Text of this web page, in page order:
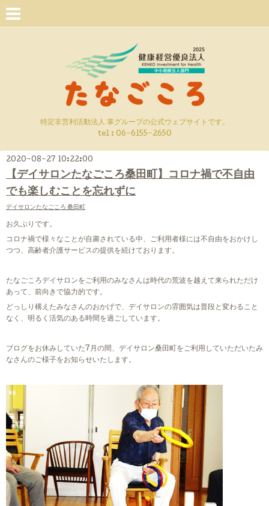
特定非営利活動法人 掌グループの公式ウェブサイトです。
tel : 06-6155-2650
2020-08-27 10:22:00
【デイサロンたなごころ桑田町】コロナ禍で不自由
でも楽しむことを忘れずに
デイサロンたなごころ 桑田町
お久ぶりです。
コロナ禍で様々なことが自粛されている中、ご利用者様には不自由をおかけし
つつ、高齢者介護サービスの提供を続けております。
たなごころデイサロンをご利用のみなさんは時代の荒波を越えて来られただけ
あって、前向きで協力的です。
どっしり構えたみなさんのおかげで、デイサロンの雰囲気は普段と変わること
なく、明るく活気のある時間を過ごしています。
ブログをお休みしていた7月の間、デイサロン桑田町をご利用していただいたみ
なさんのご様子をお知らせいたします。